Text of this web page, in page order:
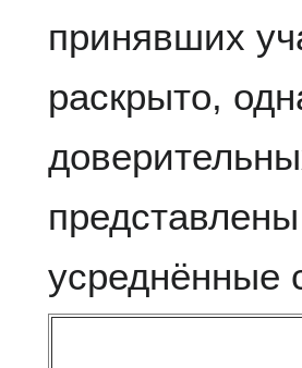
принявших
раскрыто,
усреднённые